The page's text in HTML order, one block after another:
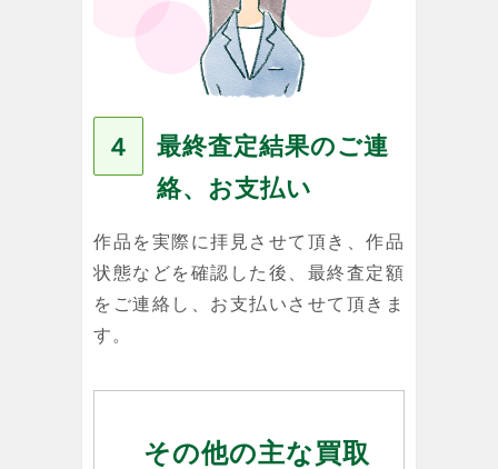
４
最終査定結果のご連
絡、お支払い
作品を実際に拝見させて頂き、作品
状態などを確認した後、最終査定額
をご連絡し、お支払いさせて頂きま
す。
その他の主な買取